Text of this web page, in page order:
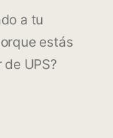
a tu
estás
UPS?